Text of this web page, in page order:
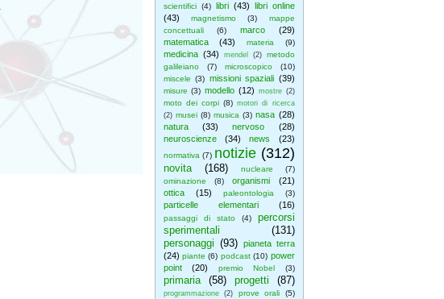
scientifici (4) libri (43) libri online
(43)
magnetismo (3)
mappe
concettuali
(6) marco
(29)
matematica
(43) materia (9)
medicina (34) mendel (2)
metodo
galileiano
(7) microscopico
(10)
miscele (3) missioni spaziali (39)
misure (3) modello (12) mostre (2)
moto dei corpi (8) motori di ricerca
(2) musei (8) musica (3) nasa (28)
natura
(33) nervoso
(28)
neuroscienze
(34) news (23)
normativa (7) notizie (312)
novita (168) nucleare
(7)
ominazione
(8) organismi
(21)
ottica
(15) paleontologia (3)
particelle elementari (16)
passaggi di stato (4)
percorsi
sperimentali
(131)
personaggi (93)
pianeta terra
(24) piante (6) podcast (10) power
point
(20) premio Nobel (3)
primaria (58) progetti (87)
programmazione (2) prove orali (5)